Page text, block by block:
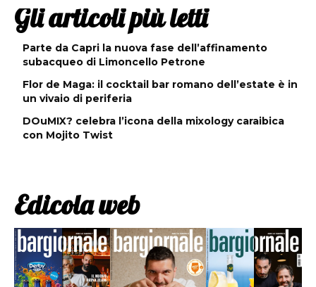
Gli articoli più letti
Parte da Capri la nuova fase dell’affinamento
subacqueo di Limoncello Petrone
Flor de Maga: il cocktail bar romano dell’estate è in
un vivaio di periferia
DOuMIX? celebra l’icona della mixology caraibica
con Mojito Twist
Edicola web